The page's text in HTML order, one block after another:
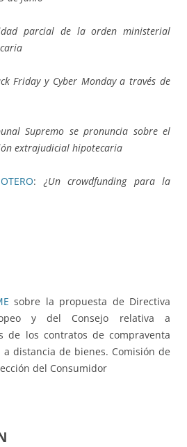
parcial de la orden ministerial
Friday y Cyber Monday a través de
Supremo se pronuncia sobre el
extrajudicial hipotecaria
: ¿Un crowdfunding para la
sobre la propuesta de Directiva
y del Consejo relativa a
de los contratos de compraventa
distancia de bienes. Comisión de
del Consumidor